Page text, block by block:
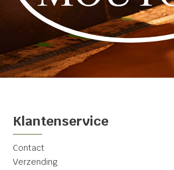
Klantenservice
Contact
Verzending